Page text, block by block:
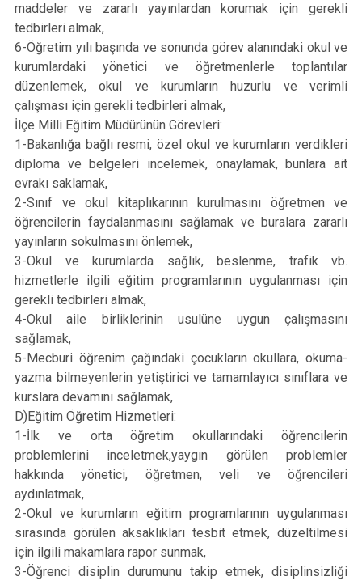
maddeler ve zararlı yayınlardan korumak için gerekli
tedbirleri almak,
6-Öğretim yılı başında ve sonunda görev alanındaki okul ve
kurumlardaki yönetici ve öğretmenlerle toplantılar
düzenlemek, okul ve kurumların huzurlu ve verimli
çalışması için gerekli tedbirleri almak,
İlçe Milli Eğitim Müdürünün Görevleri:
1-Bakanlığa bağlı resmi, özel okul ve kurumların verdikleri
diploma ve belgeleri incelemek, onaylamak, bunlara ait
evrakı saklamak,
2-Sınıf ve okul kitaplıkarının kurulmasını öğretmen ve
öğrencilerin faydalanmasını sağlamak ve buralara zararlı
yayınların sokulmasını önlemek,
3-Okul ve kurumlarda sağlık, beslenme, trafik vb.
hizmetlerle ilgili eğitim programlarının uygulanması için
gerekli tedbirleri almak,
4-Okul aile birliklerinin usulüne uygun çalışmasını
sağlamak,
5-Mecburi öğrenim çağındaki çocukların okullara, okuma-
yazma bilmeyenlerin yetiştirici ve tamamlayıcı sınıflara ve
kurslara devamını sağlamak,
D)Eğitim Öğretim Hizmetleri:
1-İlk ve orta öğretim okullarındaki öğrencilerin
problemlerini inceletmek,yaygın görülen problemler
hakkında yönetici, öğretmen, veli ve öğrencileri
aydınlatmak,
2-Okul ve kurumların eğitim programlarının uygulanması
sırasında görülen aksaklıkları tesbit etmek, düzeltilmesi
için ilgili makamlara rapor sunmak,
3-Öğrenci disiplin durumunu takip etmek, disiplinsizliği